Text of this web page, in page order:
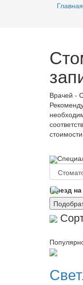
Главная
Врачей -
Выезд